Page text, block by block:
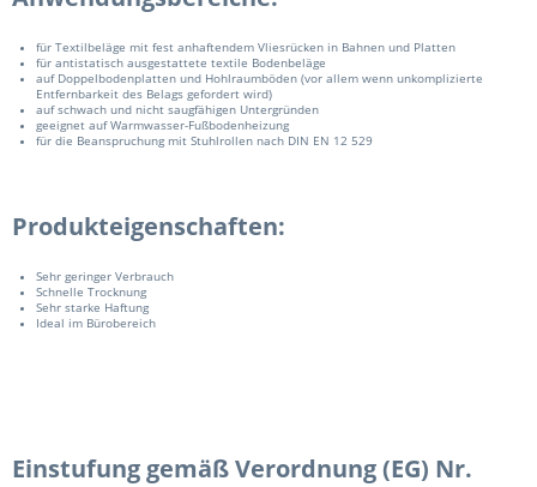
für Textilbeläge mit fest anhaftendem Vliesrücken in Bahnen und Platten
für antistatisch ausgestattete textile Bodenbeläge
auf Doppelbodenplatten und Hohlraumböden (vor allem wenn unkomplizierte
Entfernbarkeit des Belags gefordert wird)
auf schwach und nicht saugfähigen Untergründen
geeignet auf Warmwasser-Fußbodenheizung
für die Beanspruchung mit Stuhlrollen nach DIN EN 12 529
Produkteigenschaften:
Sehr geringer Verbrauch
Schnelle Trocknung
Sehr starke Haftung
Ideal im Bürobereich
Einstufung gemäß Verordnung (EG) Nr.